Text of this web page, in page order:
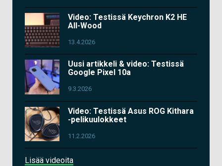
Video: Testissä Keychron K2 HE
All-Wood
13.4.2026
Uusi artikkeli & video: Testissä
Google Pixel 10a
9.3.2026
Video: Testissä Asus ROG Kithara
-pelikuulokkeet
11.2.2026
Lisää videoita